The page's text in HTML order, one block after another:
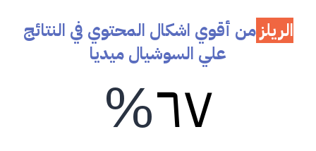
الريلزمن أقوي اشكال المحتوي في النتائج
علي السوشيال ميديا
٦٧%